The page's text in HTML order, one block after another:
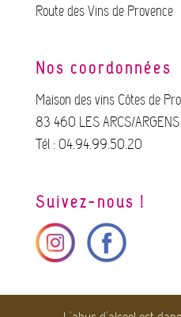
Route des Vins de Provence
Nos coordonnées
Maison des vins Côtes de
83 460 LES ARCS/ARGENS
Tél : 04.94.99.50.20
Suivez-nous !